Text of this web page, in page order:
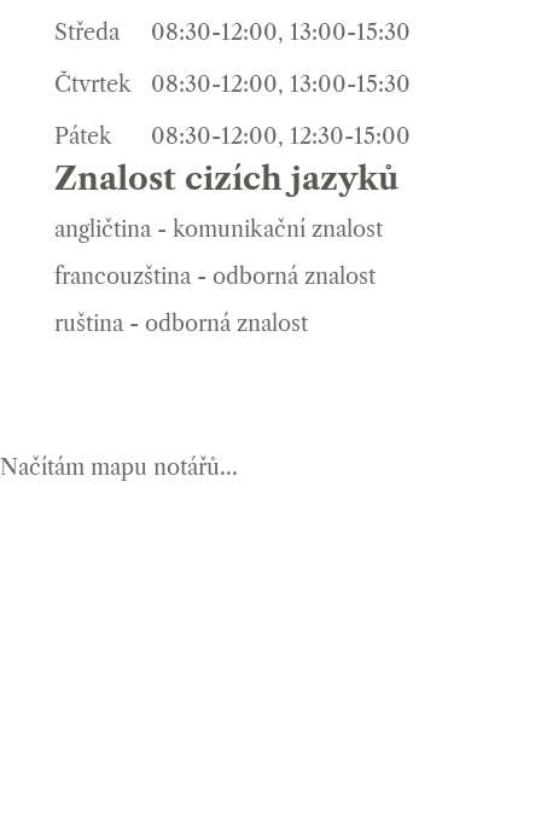
Středa
08:30-12:00, 13:00-15:30
Čtvrtek
08:30-12:00, 13:00-15:30
Pátek
08:30-12:00, 12:30-15:00
Znalost cizích jazyků
angličtina - komunikační znalost
francouzština - odborná znalost
ruština - odborná znalost
Načítám mapu notářů...